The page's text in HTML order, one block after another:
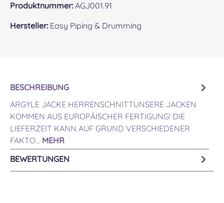
Produktnummer:AGJ001.91
Hersteller: Easy Piping & Drumming
BESCHREIBUNG
ARGYLE JACKE HERRENSCHNITTUNSERE JACKEN
KOMMEN AUS EUROPÄISCHER FERTIGUNG! DIE
LIEFERZEIT KANN AUF GRUND VERSCHIEDENER
FAKTO… MEHR
BEWERTUNGEN